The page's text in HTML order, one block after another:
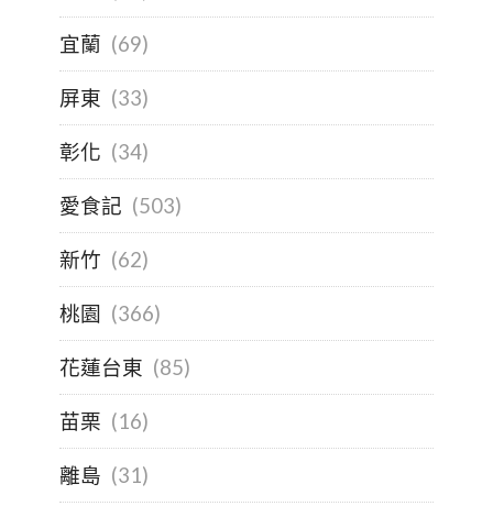
宜蘭 (69)
屏東 (33)
彰化 (34)
愛食記 (503)
新竹 (62)
桃園 (366)
花蓮台東 (85)
苗栗 (16)
離島 (31)